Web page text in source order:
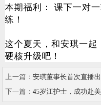
本期福利： 课下一对
练！
这个夏天，和安琪一
硬核升级吧！
上一篇： 安琪董事长首次直播
下一篇： 45岁江护士，成功赴